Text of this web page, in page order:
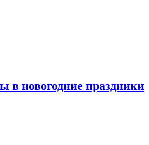
в новогодние праздники